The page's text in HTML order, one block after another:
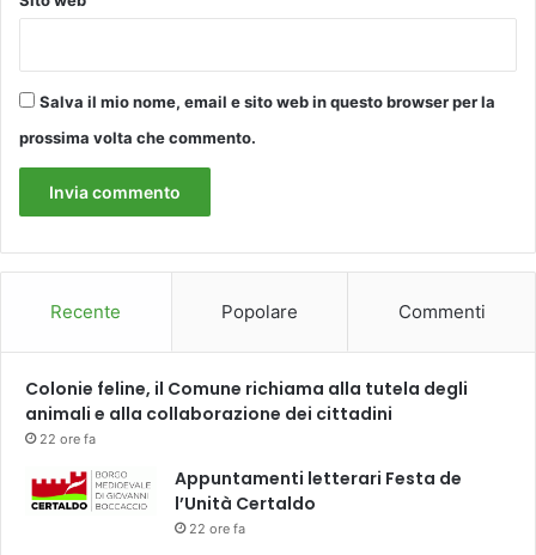
c
a
z
o
n
I
C
t
a
p
p
Salva il mio nome, email e sito web in questo browser per la
prossima volta che commento.
Recente Popolare Commenti
Colonie feline, il Comune richiama alla tutela degli
animali e alla collaborazione dei cittadini
22 ore fa
Appuntamenti letterari Festa de
l’Unità Certaldo
22 ore fa